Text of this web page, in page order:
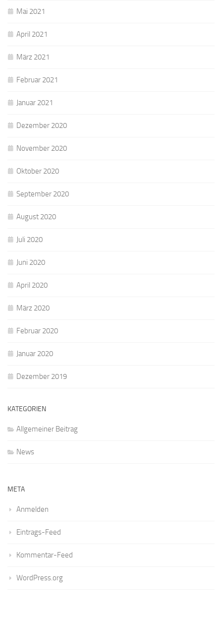
Mai 2021
April 2021
März 2021
Februar 2021
Januar 2021
Dezember 2020
November 2020
Oktober 2020
September 2020
August 2020
Juli 2020
Juni 2020
April 2020
März 2020
Februar 2020
Januar 2020
Dezember 2019
KATEGORIEN
Allgemeiner Beitrag
News
META
Anmelden
Eintrags-Feed
Kommentar-Feed
WordPress.org